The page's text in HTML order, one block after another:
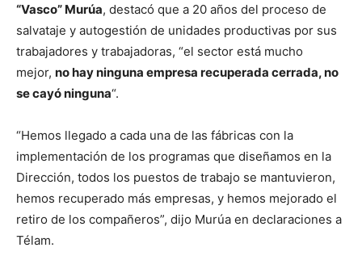
“Vasco” Murúa, destacó que a 20 años del proceso de
salvataje y autogestión de unidades productivas por sus
trabajadores y trabajadoras, “el sector está mucho
mejor, no hay ninguna empresa recuperada cerrada, no
se cayó ninguna“.
“Hemos llegado a cada una de las fábricas con la
implementación de los programas que diseñamos en la
Dirección, todos los puestos de trabajo se mantuvieron,
hemos recuperado más empresas, y hemos mejorado el
retiro de los compañeros”, dijo Murúa en declaraciones a
Télam.